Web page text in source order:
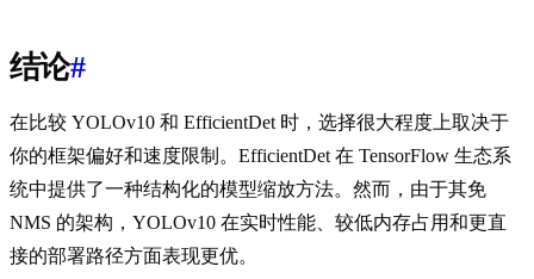
结论#
在比较 YOLOv10 和 EfficientDet 时，选择很大程度上取决于
你的框架偏好和速度限制。EfficientDet 在 TensorFlow 生态系
统中提供了一种结构化的模型缩放方法。然而，由于其免
NMS 的架构，YOLOv10 在实时性能、较低内存占用和更直
接的部署路径方面表现更优。